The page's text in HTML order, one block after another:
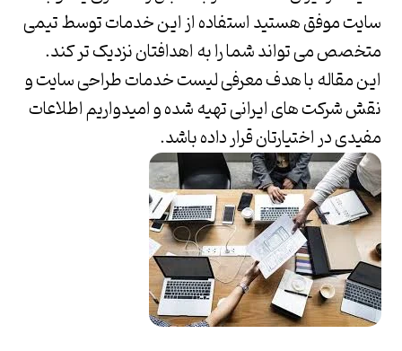
سایت موفق هستید استفاده از این خدمات توسط تیمی
متخصص می تواند شما را به اهدافتان نزدیک تر کند.
این مقاله با هدف معرفی لیست خدمات طراحی سایت و
نقش شرکت های ایرانی تهیه شده و امیدواریم اطلاعات
مفیدی در اختیارتان قرار داده باشد.